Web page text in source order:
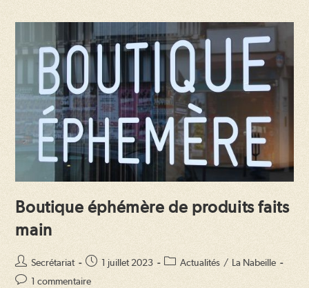
Boutique éphémère de produits faits
main
Auteur/autrice
de
Secrétariat
Publication
1 juillet 2023
PostActualités / La Nabeille
Commentaires
1 commentaire